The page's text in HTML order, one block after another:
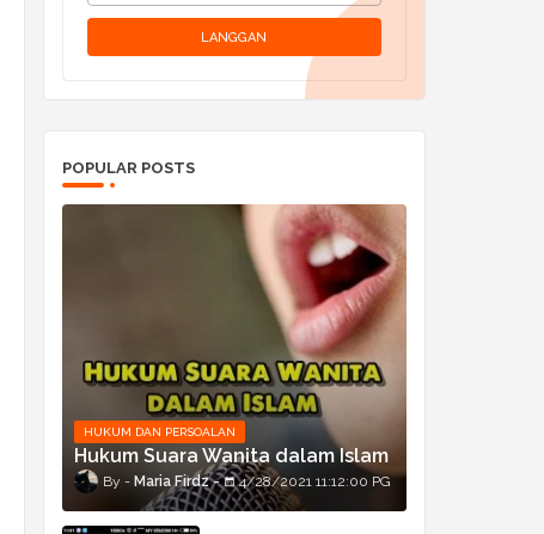
POPULAR POSTS
HUKUM DAN PERSOALAN
Hukum Suara Wanita dalam Islam
Maria Firdz 4/28/2021 11:12:00 PG